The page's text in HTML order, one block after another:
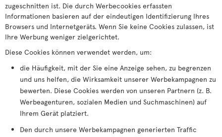
zugeschnitten ist. Die durch Werbecookies erfassten
Informationen basieren auf der eindeutigen Identifizierung Ihres
Browsers und Internetgeräts. Wenn Sie keine Cookies zulassen, ist
Ihre Werbung weniger zielgerichtet.
Diese Cookies können verwendet werden, um:
die Häufigkeit, mit der Sie eine Anzeige sehen, zu begrenzen
und uns helfen, die Wirksamkeit unserer Werbekampagnen zu
bewerten. Diese Cookies werden von unseren Partnern (z. B.
Werbeagenturen, sozialen Medien und Suchmaschinen) auf
Ihrem Gerät platziert.
Den durch unsere Werbekampagnen generierten Traffic